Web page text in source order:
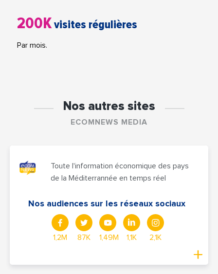
200Kvisites régulières
Par mois.
Nos autres sites
ECOMNEWS MEDIA
Toute l'information économique des pays
de la Méditerrannée en temps réel
Nos audiences sur les réseaux sociaux
1,2M 87K 1,49M 1,1K 2,1K